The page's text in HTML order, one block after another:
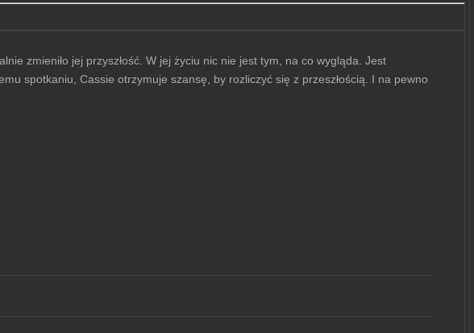
zmieniło jej przyszłość. W jej życiu nic nie jest tym, na co wygląda. Jest
spotkaniu, Cassie otrzymuje szansę, by rozliczyć się z przeszłością. I na pewno